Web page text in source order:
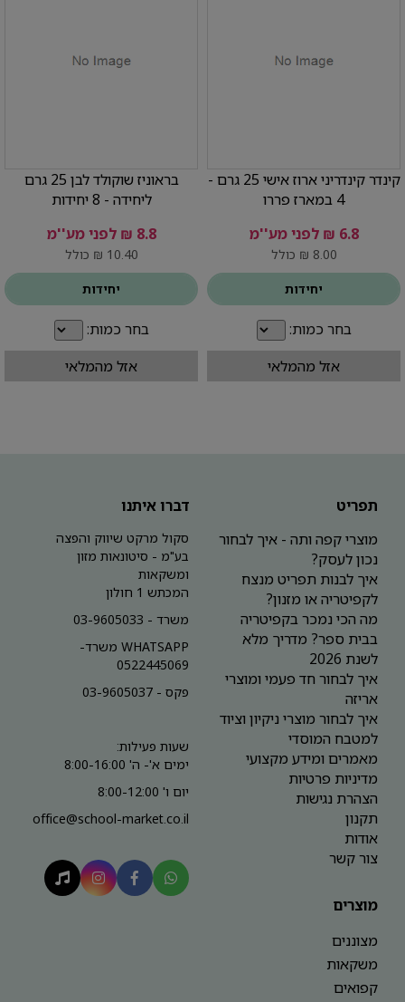
קינדר קינדריני ארוז אישי 25 גרם -
4 במארז פררו
6.8 ₪ לפני מע''מ
8.00 ₪ כולל
יחידות
בחר כמות:
אזל מהמלאי
בראוניז שוקולד לבן 25 גרם
ליחידה - 8 יחידות
8.8 ₪ לפני מע''מ
10.40 ₪ כולל
יחידות
בחר כמות:
אזל מהמלאי
דברו איתנו
סקול מרקט שיווק והפצה
בע"מ - סיטונאות מזון
ומשקאות
המכתש 1 חולון
משרד - 03-9605033
WHATSAPP משרד-
0522445069
פקס - 03-9605037
שעות פעילות:
ימים א'- ה' 8:00-16:00
יום ו' 8:00-12:00
office@school-market.co.il
תפריט
מוצרי קפה ותה - איך לבחור
נכון לעסק?
איך לבנות תפריט מנצח
לקפיטריה או מזנון?
מה הכי נמכר בקפיטריה
בבית ספר? מדריך מלא
לשנת 2026
איך לבחור חד פעמי ומוצרי
אריזה
איך לבחור מוצרי ניקיון וציוד
למטבח המוסדי
מאמרים ומידע מקצועי
מדיניות פרטיות
הצהרת נגישות
תקנון
אודות
צור קשר
מוצרים
מצוננים
משקאות
קפואים